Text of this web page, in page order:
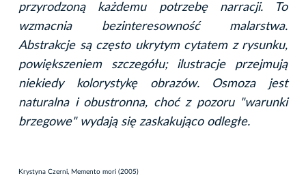
przyrodzoną każdemu potrzebę narracji. To
wzmacnia bezinteresowność malarstwa.
Abstrakcje są często ukrytym cytatem z rysunku,
powiększeniem szczegółu; ilustracje przejmują
niekiedy kolorystykę obrazów. Osmoza jest
naturalna i obustronna, choć z pozoru "warunki
brzegowe" wydają się zaskakująco odległe.
Krystyna Czerni, Memento mori (2005)